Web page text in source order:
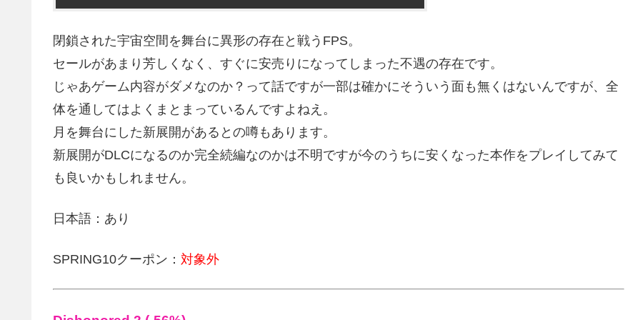
閉鎖された宇宙空間を舞台に異形の存在と戦うFPS。
セールがあまり芳しくなく、すぐに安売りになってしまった不遇の存在です。
じゃあゲーム内容がダメなのか？って話ですが一部は確かにそういう面も無くはないんですが、全
体を通してはよくまとまっているんですよねえ。
月を舞台にした新展開があるとの噂もあります。
新展開がDLCになるのか完全続編なのかは不明ですが今のうちに安くなった本作をプレイしてみて
も良いかもしれません。
日本語：あり
SPRING10クーポン： 対象外